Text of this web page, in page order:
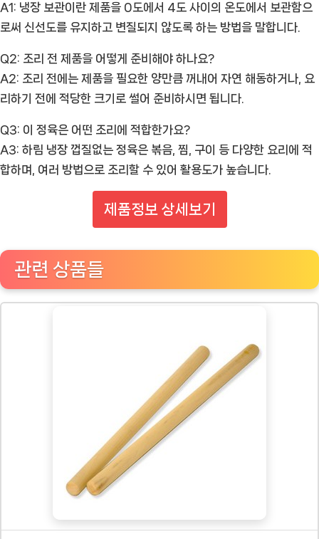
A1: 냉장 보관이란 제품을 0도에서 4도 사이의 온도에서 보관함으
로써 신선도를 유지하고 변질되지 않도록 하는 방법을 말합니다.
Q2: 조리 전 제품을 어떻게 준비해야 하나요?
A2: 조리 전에는 제품을 필요한 양만큼 꺼내어 자연 해동하거나, 요
리하기 전에 적당한 크기로 썰어 준비하시면 됩니다.
Q3: 이 정육은 어떤 조리에 적합한가요?
A3: 하림 냉장 껍질없는 정육은 볶음, 찜, 구이 등 다양한 요리에 적
합하며, 여러 방법으로 조리할 수 있어 활용도가 높습니다.
제품정보 상세보기
관련 상품들